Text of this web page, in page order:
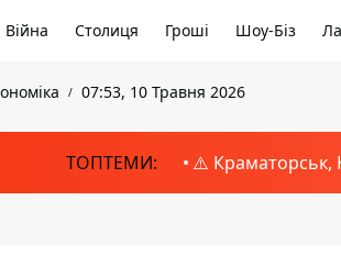
Війна Столиця Гроші Шоу-Біз
07:53, 10 Травня 2026
ТОПТЕМИ: ⚠️ Краматорськ,